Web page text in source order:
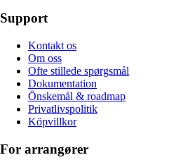
Support
Kontakt os
Om oss
Ofte stillede spørgsmål
Dokumentation
Önskemål & roadmap
Privatlivspolitik
Köpvillkor
For arrangører